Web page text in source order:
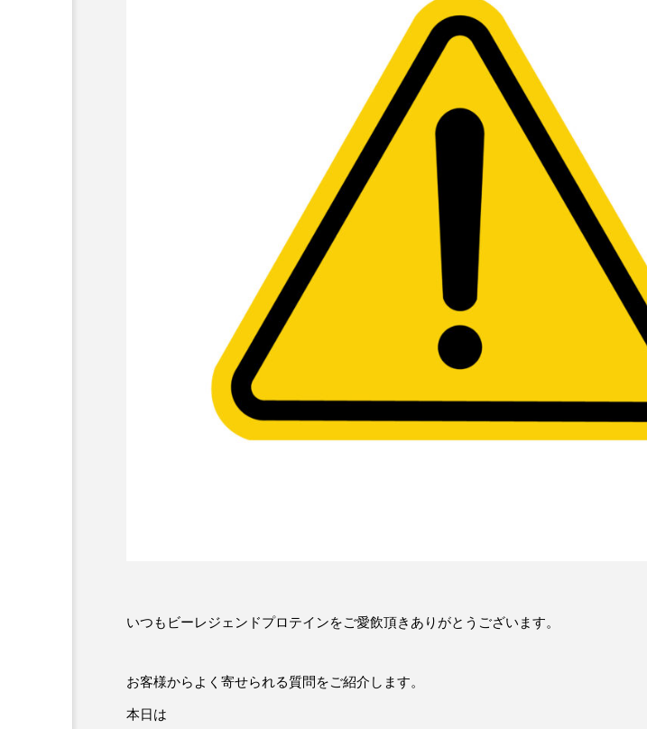
いつもビーレジェンドプロテインをご愛飲頂きありがとうございます。
お客様からよく寄せられる質問をご紹介します。
本日は